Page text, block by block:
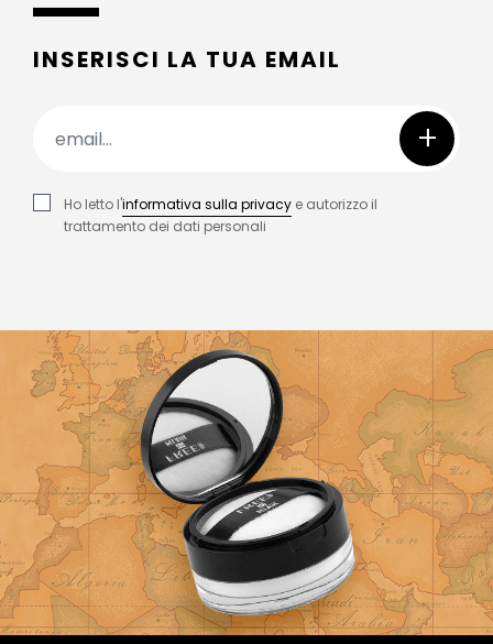
INSERISCI LA TUA EMAIL
+
Ho letto l'informativa sulla privacy e autorizzo il
trattamento dei dati personali